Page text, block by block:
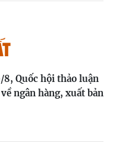
8, Quốc hội thảo luận
ngân hàng, xuất bản